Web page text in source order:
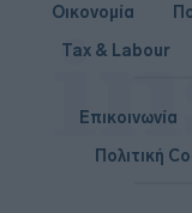
Οικονομία
Tax & Labour
Επικοινωνία
Πολιτική